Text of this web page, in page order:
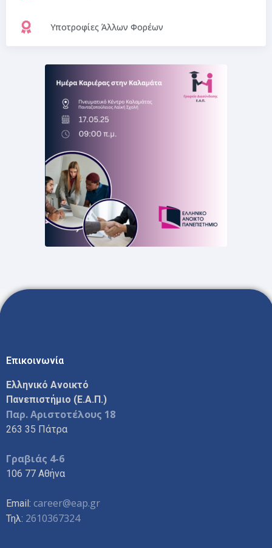
Υποτροφίες Άλλων Φορέων
Επικοινωνία
Ελληνικό Ανοικτό
Πανεπιστήμιο (Ε.Α.Π.)
Παρ. Αριστοτέλους 18
263 35 Πάτρα
Γραβιάς 4-6
106 77 Αθήνα
Email: career@eap.gr
Τηλ: 2610367324